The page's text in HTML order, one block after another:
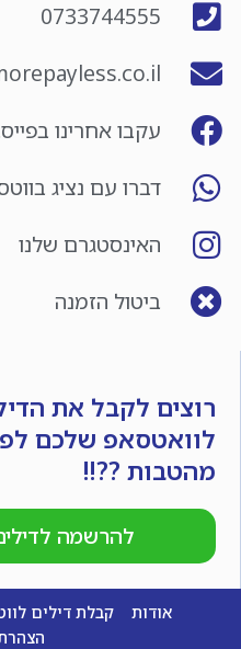
0733744555
עקבו אחרינו
דברו עם נציג
האינסטגרם שלנו
ביטול הזמנה
רוצים לקבל את
לוואטסאפ שלכם
מהטבות ??!!
להרשמה
אודות קבלת דילים